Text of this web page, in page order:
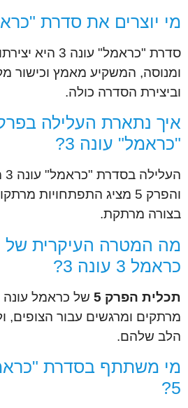
מי יוצרים את סדרת
סדרת "כראמל"
ומנוסה, המשקיע מאמץ וכישור
וביצירת הסדרה כולה.
איך נתארת העלילה
"כראמל" עונה 3?
והפרק 5 מציג התפתחויות
בצורה מרתקת.
כראמל 3 עונה 3?
תכלית הפרק 5
מרתקים ומרגשים עבור
הלב שלהם.
5?